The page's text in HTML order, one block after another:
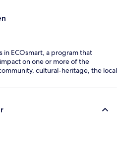
ECOsmart, a program that
on one or more of the
cultural-heritage, the local